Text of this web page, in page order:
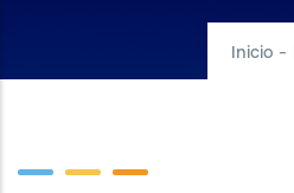
Inicio -